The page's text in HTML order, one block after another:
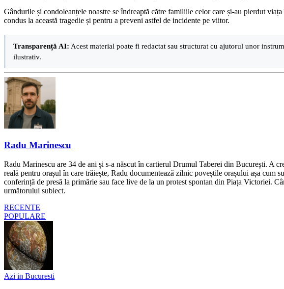
Gândurile și condoleanțele noastre se îndreaptă către familiile celor care și-au pierdut
condus la această tragedie și pentru a preveni astfel de incidente pe viitor.
Transparență AI: Acest material poate fi redactat sau structurat cu ajutorul unor
ilustrativ.
Radu Marinescu
Radu Marinescu are 34 de ani și s-a născut în cartierul Drumul Taberei din București. A
reală pentru orașul în care trăiește, Radu documentează zilnic poveștile orașului așa cum
conferință de presă la primărie sau face live de la un protest spontan din Piața Victoriei.
următorului subiect.
RECENTE
POPULARE
Azi in Bucuresti